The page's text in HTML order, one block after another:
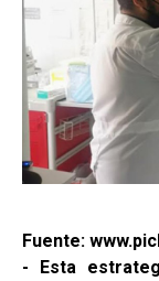
Fuente:
- Esta